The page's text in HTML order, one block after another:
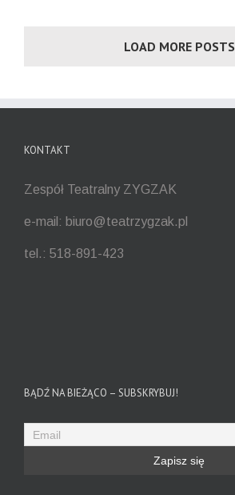
LOAD MORE POSTS
KONTAKT
Zespół Teatralny ZYGZAK
e-mail: biuro@teatrzygzak.pl
tel.: 518-891-423
BĄDŹ NA BIEŻĄCO – SUBSKRYBUJ!